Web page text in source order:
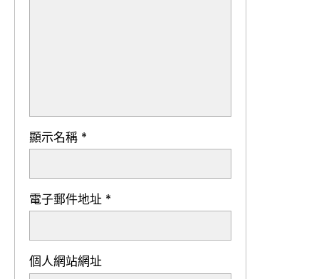
顯示名稱 *
電子郵件地址 *
個人網站網址